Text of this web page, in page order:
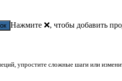
Нажмите ❌, чтобы добавить
упростите сложные шаги или